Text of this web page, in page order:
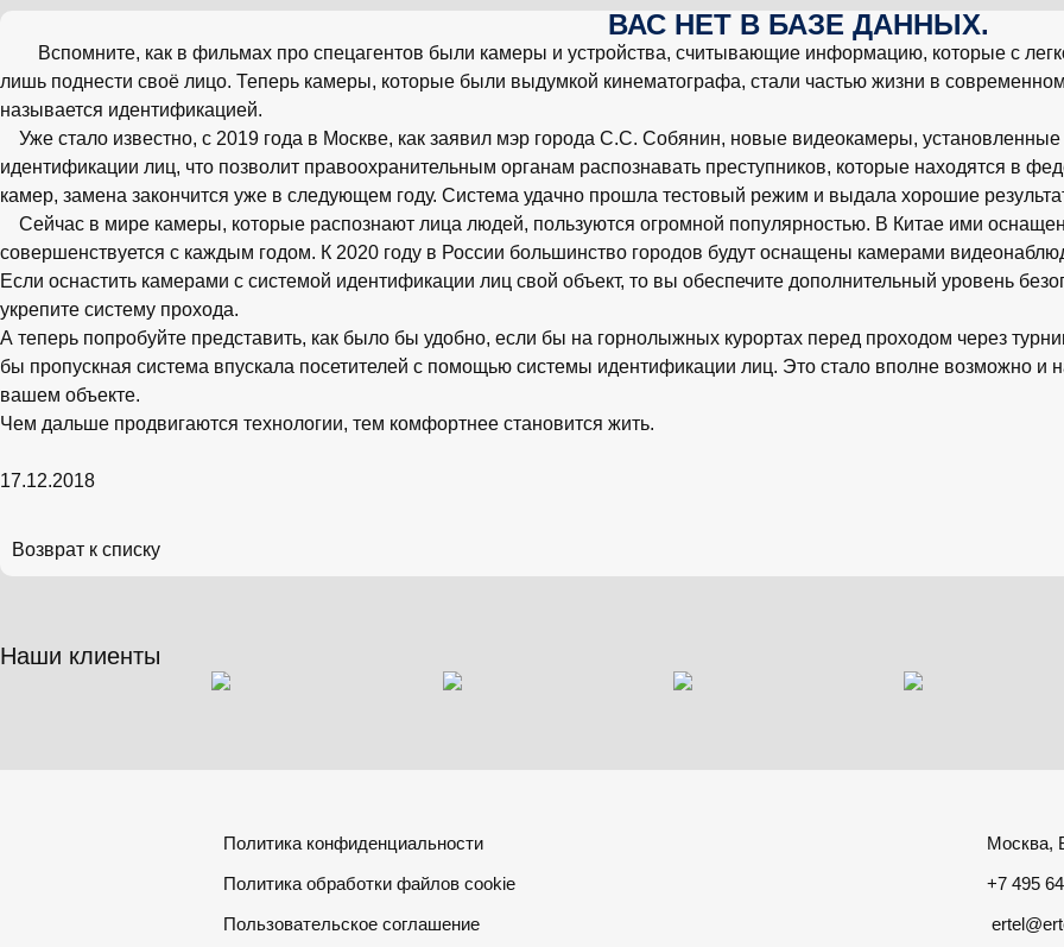
ВАС НЕТ В БАЗЕ ДАННЫХ.
Вспомните, как в фильмах про спецагентов были камеры и устройства, считывающие информацию, которые с
лишь поднести своё лицо. Теперь камеры, которые были выдумкой кинематографа, стали частью жизни в
называется идентификацией.
Уже стало известно, с 2019 года в Москве, как заявил мэр города С.С. Собянин, новые видеокамеры,
идентификации лиц, что позволит правоохранительным органам распознавать преступников, которые находятся в
камер, замена закончится уже в следующем году. Система удачно прошла тестовый режим и выдала хорошие
Сейчас в мире камеры, которые распознают лица людей, пользуются огромной популярностью. В Китае ими
совершенствуется с каждым годом. К 2020 году в России большинство городов будут оснащены камерами
Если оснастить камерами с системой идентификации лиц свой объект, то вы обеспечите дополнительный уровень
укрепите систему прохода.
А теперь попробуйте представить, как было бы удобно, если бы на горнолыжных курортах перед проходом через
бы пропускная система впускала посетителей с помощью системы идентификации лиц. Это стало вполне возможно и
вашем объекте.
Чем дальше продвигаются технологии, тем комфортнее становится жить.
17.12.2018
Возврат к списку
Наши клиенты
Политика конфиденциальности
Политика обработки файлов cookie
Пользовательское соглашение
Москва,
+7 495